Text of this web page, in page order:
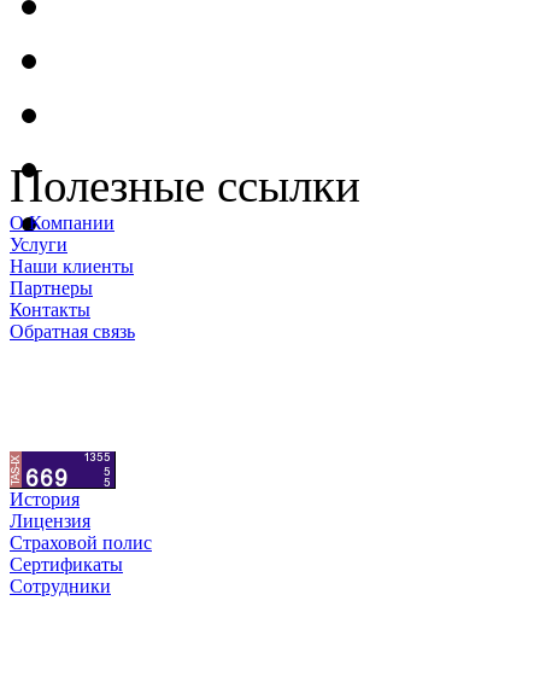
Полезные ссылки
О Компании
Услуги
Наши клиенты
Партнеры
Контакты
Обратная связь
История
Лицензия
Страховой полис
Сертификаты
Сотрудники